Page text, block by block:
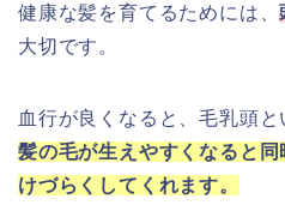
健康な髪を育てるためには、
大切です。
血行が良くなると、毛乳頭と
髪の毛が生えやすくなると
けづらくしてくれます。